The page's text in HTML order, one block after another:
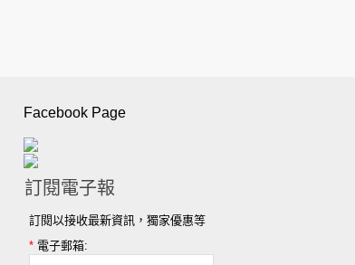
Facebook Page
訂閱電子報
訂閱以接收最新資訊，獨家優惠等
* 電子郵箱: